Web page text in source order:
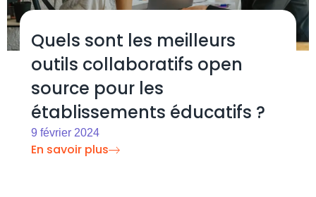
Quels sont les meilleurs
outils collaboratifs open
source pour les
établissements éducatifs ?
9 février 2024
En savoir plus